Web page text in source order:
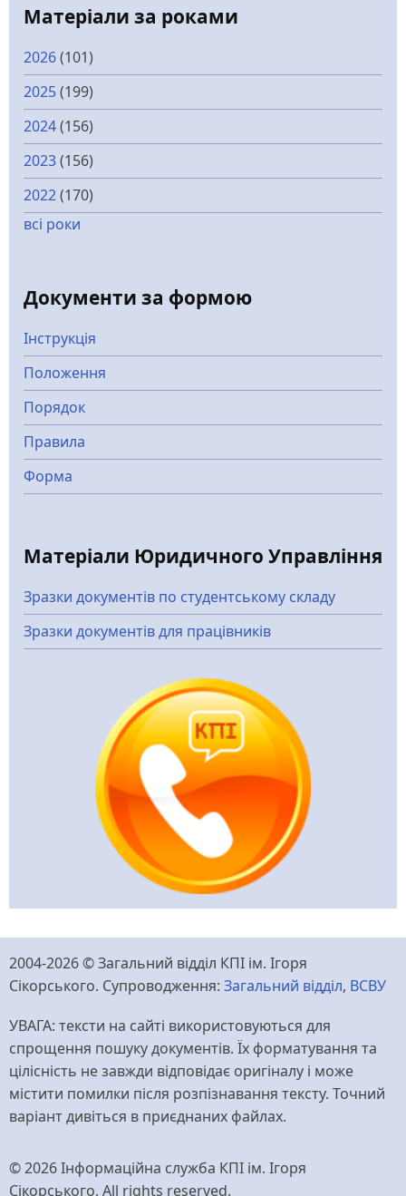
Матеріали за роками
2026(101)
2025(199)
2024(156)
2023(156)
2022(170)
всі роки
Документи за формою
Інструкція
Положення
Порядок
Правила
Форма
Матеріали Юридичного Управління
Зразки документів по студентському складу
Зразки документів для працівників
2004-2026 © Загальний відділ КПІ ім. Ігоря
Сікорського. Супроводження: Загальний відділ, ВСВУ
УВАГА: тексти на сайті використовуються для
спрощення пошуку документів. Їх форматування та
цілісність не завжди відповідає оригіналу і може
містити помилки після розпізнавання тексту. Точний
варіант дивіться в приєднаних файлах.
© 2026 Інформаційна служба КПІ ім. Ігоря
Сікорського, All rights reserved.